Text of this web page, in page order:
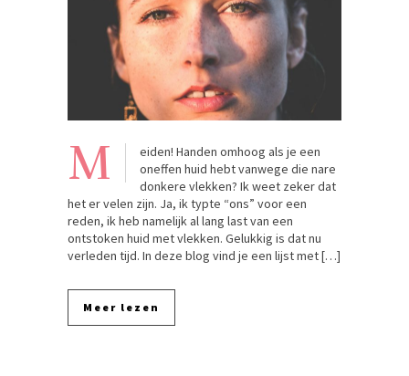
M
eiden! Handen omhoog als je een
oneffen huid hebt vanwege die nare
donkere vlekken? Ik weet zeker dat
het er velen zijn. Ja, ik typte “ons” voor een
reden, ik heb namelijk al lang last van een
ontstoken huid met vlekken. Gelukkig is dat nu
verleden tijd. In deze blog vind je een lijst met […]
Meer lezen